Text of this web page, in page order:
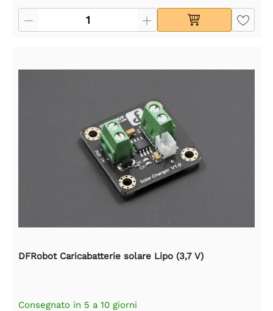
DFRobot Caricabatterie solare Lipo (3,7 V)
Consegnato in 5 a 10 giorni